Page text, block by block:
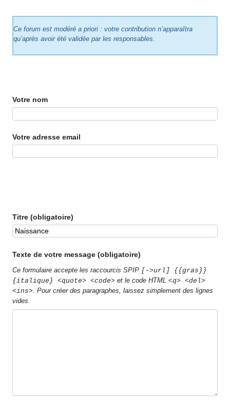
Ce forum est modéré a priori : votre contribution n’apparaîtra
qu’après avoir été validée par les responsables.
Votre nom
Votre adresse email
Titre (obligatoire)
Texte de votre message (obligatoire)
Ce formulaire accepte les raccourcis SPIP [->url] {{gras}}
{italique} <quote> <code> et le code HTML<q> <del>
<ins>. Pour créer des paragraphes, laissez simplement des lignes
vides.